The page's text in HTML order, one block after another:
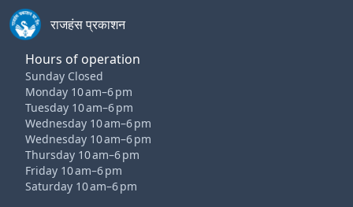
राजहंस प्रकाशन
Hours of operation
Sunday Closed
Monday 10 am–6 pm
Tuesday 10 am–6 pm
Wednesday 10 am–6 pm
Wednesday 10 am–6 pm
Thursday 10 am–6 pm
Friday 10 am–6 pm
Saturday 10 am–6 pm